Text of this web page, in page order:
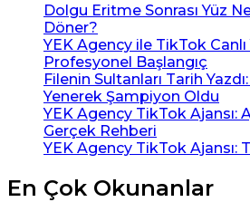
Dolgu Eritme Sonrası Yüz
Döner?
YEK Agency ile TikTok Canlı
Profesyonel Başlangıç
Filenin Sultanları Tarih Yazdı:
Yenerek Şampiyon Oldu
YEK Agency TikTok Ajansı:
Gerçek Rehberi
YEK Agency TikTok Ajansı:
En Çok Okunanlar